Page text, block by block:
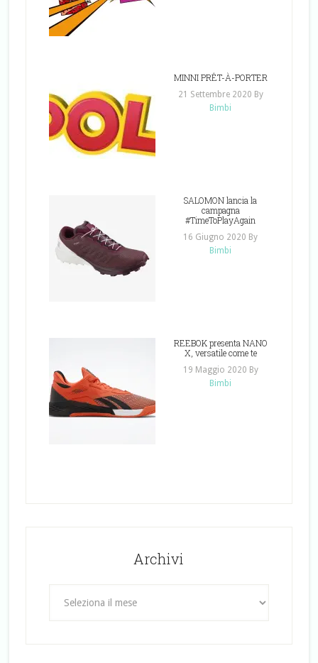
MINNI PRÊT-À-PORTER
21 Settembre 2020 By
Bimbi
SALOMON lancia la
campagna
#TimeToPlayAgain
16 Giugno 2020 By
Bimbi
REEBOK presenta NANO
X, versatile come te
19 Maggio 2020 By
Bimbi
Archivi